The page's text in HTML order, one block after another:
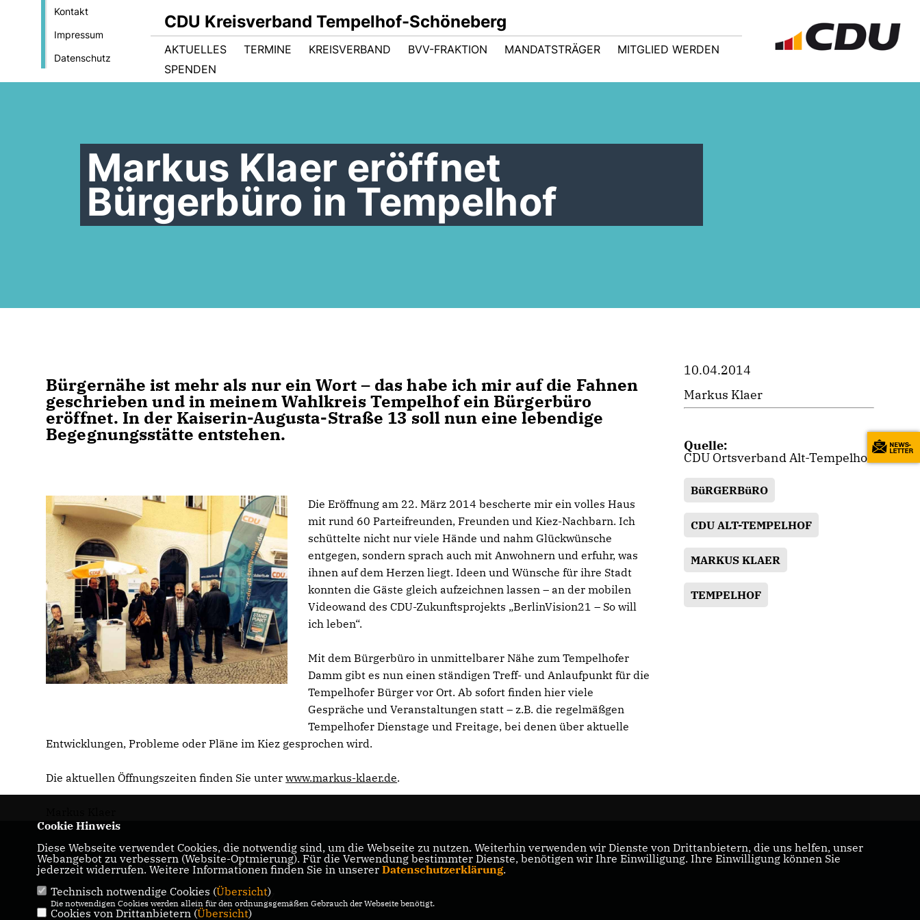
Kontakt
Impressum
Datenschutz
CDU Kreisverband Tempelhof-Schöneberg
AKTUELLES TERMINE KREISVERBAND BVV-FRAKTION MANDATSTRÄGER
MITGLIED WERDEN
SPENDEN
Markus Klaer eröffnet
Bürgerbüro in Tempelhof
Bürgernähe ist mehr als nur ein Wort – das habe ich mir auf die Fahnen
geschrieben und in meinem Wahlkreis Tempelhof ein Bürgerbüro
eröffnet. In der Kaiserin-Augusta-Straße 13 soll nun eine lebendige
Begegnungsstätte entstehen.
Die Eröffnung am 22. März 2014 bescherte mir ein volles Haus
mit rund 60 Parteifreunden, Freunden und Kiez-Nachbarn. Ich
schüttelte nicht nur viele Hände und nahm Glückwünsche
entgegen, sondern sprach auch mit Anwohnern und erfuhr, was
ihnen auf dem Herzen liegt. Ideen und Wünsche für ihre Stadt
konnten die Gäste gleich aufzeichnen lassen – an der mobilen
Videowand des CDU-Zukunftsprojekts „BerlinVision21 – So will
ich leben“.
Mit dem Bürgerbüro in unmittelbarer Nähe zum Tempelhofer
Damm gibt es nun einen ständigen Treff- und Anlaufpunkt für die
Tempelhofer Bürger vor Ort. Ab sofort finden hier viele
Gespräche und Veranstaltungen statt – z.B. die regelmäßgen
Tempelhofer Dienstage und Freitage, bei denen über aktuelle
Entwicklungen, Probleme oder Pläne im Kiez gesprochen wird.
Die aktuellen Öffnungszeiten finden Sie unterwww.markus-klaer.de.
10.04.2014
Markus Klaer
Quelle:
CDU Ortsverband Alt-Tempelhof
BüRGERBüRO
CDU ALT-TEMPELHOF
MARKUS KLAER
TEMPELHOF
Herzlich Willkommen auf der Internetseite der
CDU Tempelhof-Schöneberg!
IMPRESSUM
DATENSCHUTZ
KONTAKT
Cookie Hinweis
Diese Webseite verwendet Cookies, die notwendig sind, um die Webseite zu nutzen. Weiterhin verwenden wir Dienste von Drittanbietern, die uns helfen, unser
Webangebot zu verbessern (Website-Optmierung). Für die Verwendung bestimmter Dienste, benötigen wir Ihre Einwilligung. Ihre Einwilligung können Sie
jederzeit widerrufen. Weitere Informationen finden Sie in unserer Datenschutzerklärung.
Technisch notwendige Cookies (Übersicht)
Die notwendigen Cookies werden allein für den ordnungsgemäßen Gebrauch der Webseite benötigt.
Cookies von Drittanbietern (Übersicht)